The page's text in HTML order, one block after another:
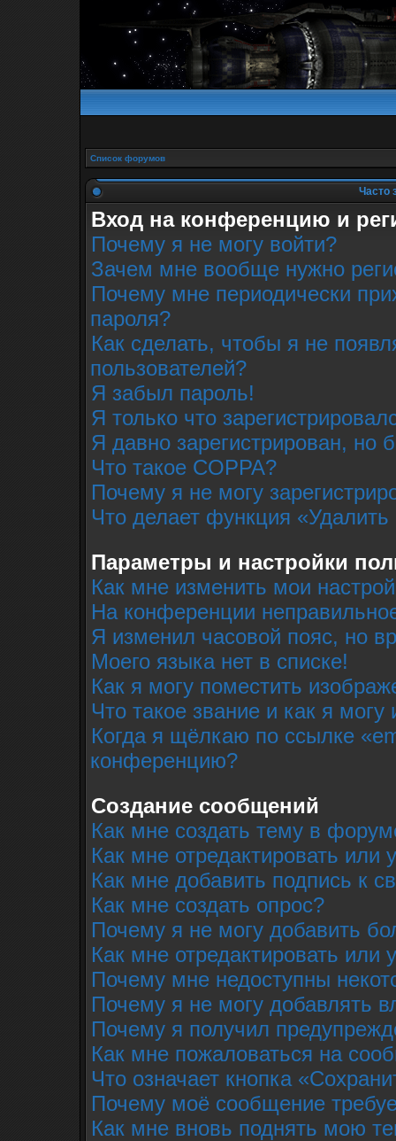
Список форумов
Часто
Вход на конференцию и
Почему я не могу войти?
Зачем мне вообще нужно
Почему мне периодически
пароля?
Как сделать, чтобы я не
пользователей?
Я забыл пароль!
Я только что
Я давно зарегистрирован, но
Что такое COPPA?
Почему я не могу
Что делает функция
Параметры и настройки
Как мне изменить мои
На конференции
Я изменил часовой пояс, но
Моего языка нет в списке!
Как я могу поместить
Что такое звание и как я могу
Когда я щёлкаю по ссылке
конференцию?
Создание сообщений
Как мне создать тему в
Как мне отредактировать или
Как мне добавить подпись к
Как мне создать опрос?
Почему я не могу добавить
Как мне отредактировать или
Почему мне недоступны
Почему я не могу добавлять
Почему я получил
Как мне пожаловаться на
Что означает кнопка
Почему моё сообщение
Как мне вновь поднять мою